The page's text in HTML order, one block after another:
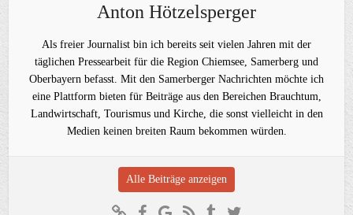
Anton Hötzelsperger
Als freier Journalist bin ich bereits seit vielen Jahren mit der
täglichen Pressearbeit für die Region Chiemsee, Samerberg und
Oberbayern befasst. Mit den Samerberger Nachrichten möchte ich
eine Plattform bieten für Beiträge aus den Bereichen Brauchtum,
Landwirtschaft, Tourismus und Kirche, die sonst vielleicht in den
Medien keinen breiten Raum bekommen würden.
Alle Beiträge anzeigen